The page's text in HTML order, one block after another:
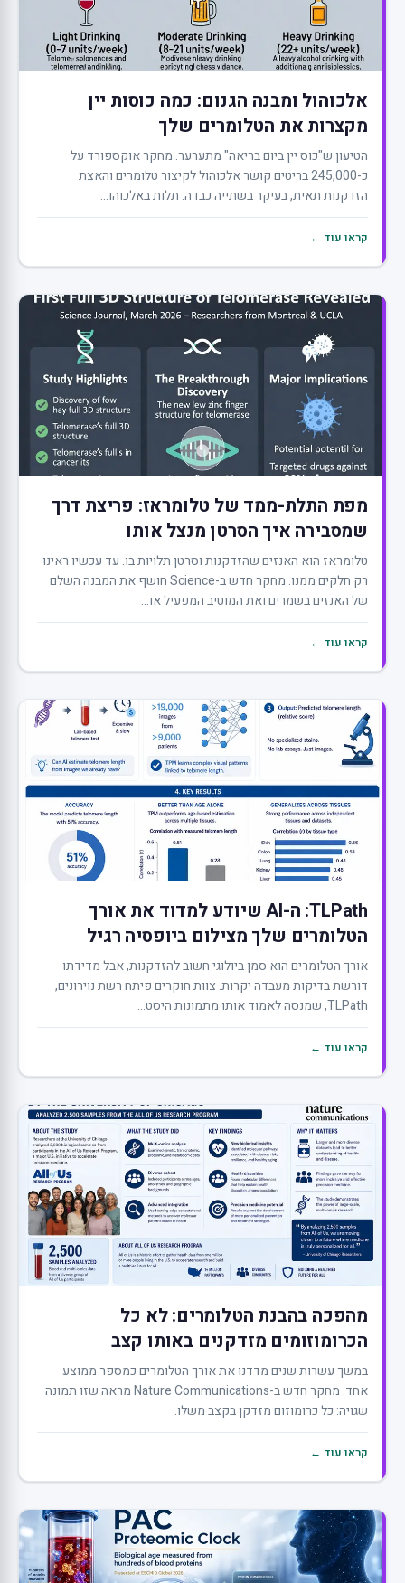
אלכוהול ומבנה הגנום: כמה כוסות יין
מקצרות את הטלומרים שלך
הטיעון ש"כוס יין ביום בריאה" מתערער. מחקר אוקספורד על
כ-245,000 בריטים קושר אלכוהול לקיצור טלומרים והאצת
הזדקנות תאית, בעיקר בשתייה כבדה. תלות באלכוהו...
קראו עוד ←
מפת התלת-ממד של טלומראז: פריצת דרך
שמסבירה איך הסרטן מנצל אותו
טלומראז הוא האנזים שהזדקנות וסרטן תלויות בו. עד עכשיו ראינו
רק חלקים ממנו. מחקר חדש ב-Science חושף את המבנה השלם
של האנזים בשמרים ואת המוטיב המפעיל או...
קראו עוד ←
TLPath: ה-AI שיודע למדוד את אורך
הטלומרים שלך מצילום ביופסיה רגיל
אורך הטלומרים הוא סמן ביולוגי חשוב להזדקנות, אבל מדידתו
דורשת בדיקות מעבדה יקרות. צוות חוקרים פיתח רשת נוירונים,
TLPath, שמנסה לאמוד אותו מתמונות היסט...
קראו עוד ←
מהפכה בהבנת הטלומרים: לא כל
הכרומוזומים מזדקנים באותו קצב
במשך עשרות שנים מדדנו את אורך הטלומרים כמספר ממוצע
אחד. מחקר חדש ב-Nature Communications מראה שזו תמונה
שגויה: כל כרומוזום מזדקן בקצב משלו.
קראו עוד ←